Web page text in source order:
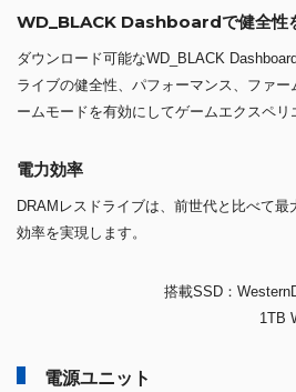
WD_BLACK Dashboardで健全性
ダウンロード可能なWD_BLACK
ライブの健全性、パフォーマンス、ファ
ームモードを有効にしてゲームエクスペリ
電力効率
DRAMレスドライブは、前世代と比べて最
効率を実現します。
搭載SSD：
1TB
電源ユニット